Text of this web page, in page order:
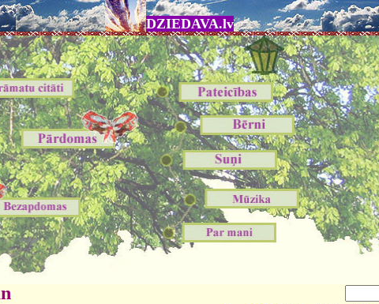
DZIEDAVA.lv